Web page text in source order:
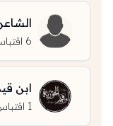
6
ابن
1